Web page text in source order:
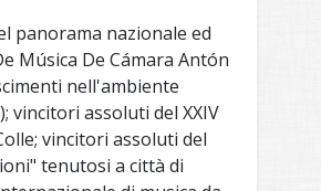
panorama nazionale ed
Música De Cámara Antón
nell'ambiente
assoluti del XXIV
vincitori assoluti del
tenutosi a città di